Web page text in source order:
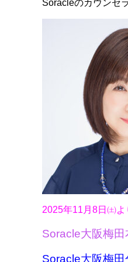
Soracleのカウンセ
2025年11月8日㈯よ
Soracle大阪梅田
Soracle大阪梅田